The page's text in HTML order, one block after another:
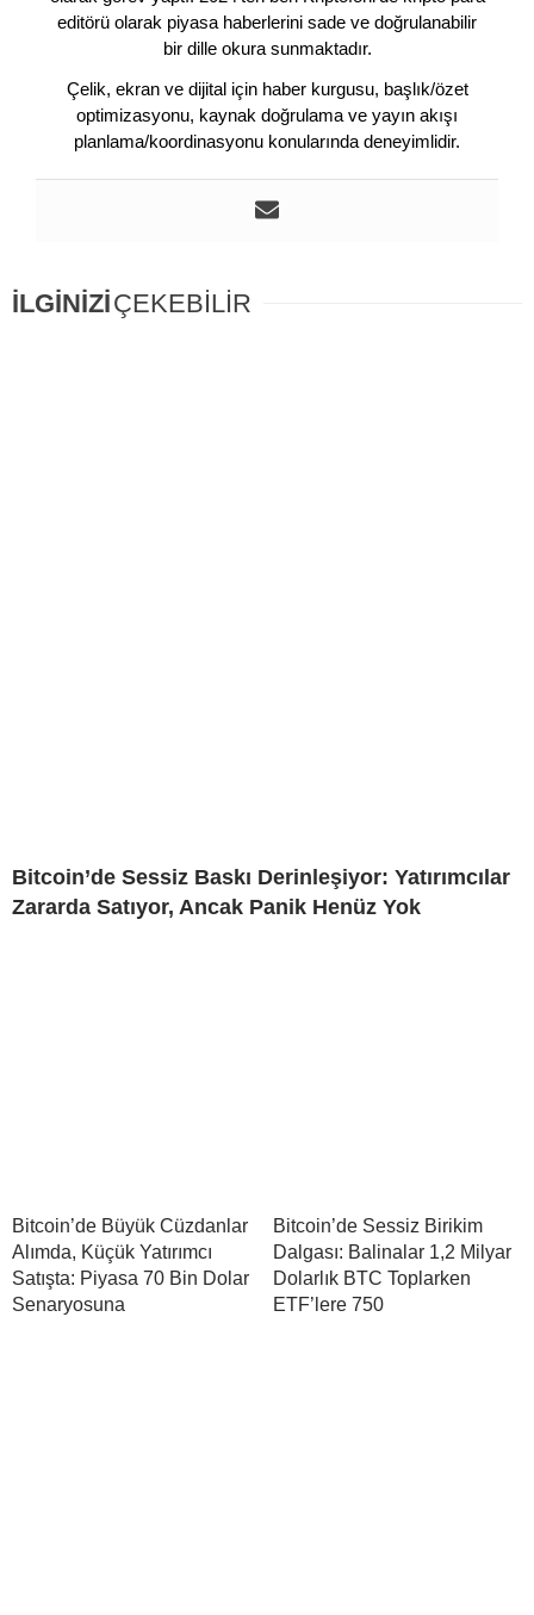
editörü olarak piyasa haberlerini sade ve doğrulanabilir
bir dille okura sunmaktadır.
Çelik, ekran ve dijital için haber kurgusu, başlık/özet
optimizasyonu, kaynak doğrulama ve yayın akışı
planlama/koordinasyonu konularında deneyimlidir.
İLGİNİZİÇEKEBİLİR
Bitcoin’de Sessiz Baskı Derinleşiyor: Yatırımcılar
Zararda Satıyor, Ancak Panik Henüz Yok
Bitcoin’de Büyük Cüzdanlar
Alımda, Küçük Yatırımcı
Satışta: Piyasa 70 Bin Dolar
Senaryosuna
Bitcoin’de Sessiz Birikim
Dalgası: Balinalar 1,2 Milyar
Dolarlık BTC Toplarken
ETF’lere 750